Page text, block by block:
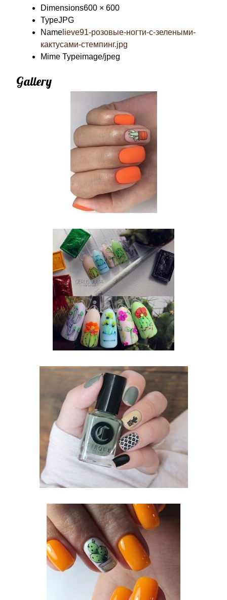
Dimensions600 × 600
TypeJPG
Name lieve91-розовые-ногти-с-зелеными-
кактусами-стемпинг.jpg
Mime Typeimage/jpeg
Gallery